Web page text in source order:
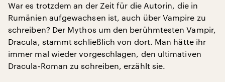
War es trotzdem an der Zeit für die Autorin, die in
Rumänien aufgewachsen ist, auch über Vampire zu
schreiben? Der Mythos um den berühmtesten Vampir,
Dracula, stammt schließlich von dort. Man hätte ihr
immer mal wieder vorgeschlagen, den ultimativen
Dracula-Roman zu schreiben, erzählt sie.